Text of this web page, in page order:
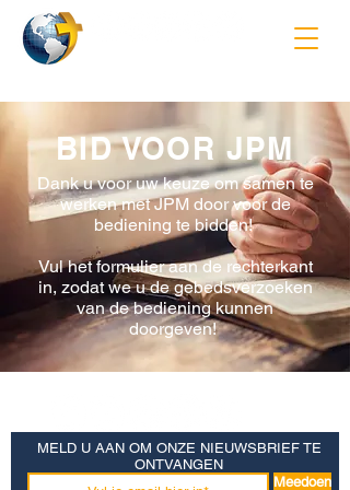
BID VOOR JPM
Dank u voor uw keuze om samen te
werken met JPM door voor de
bediening te bidden!
Vul het formulier aan de rechterkant
in, zodat we u de gebedsverzoeken
van de bediening kunnen
doorgeven!
MELD U AAN OM ONZE NIEUWSBRIEF TE
ONTVANGEN
Meedoen